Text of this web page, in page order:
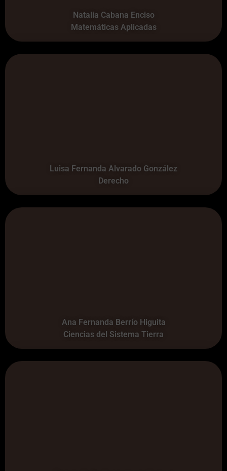
Natalia Cabana Enciso
Matemáticas Aplicadas
Luisa Fernanda Alvarado González
Derecho
Ana Fernanda Berrío Higuita
Ciencias del Sistema Tierra